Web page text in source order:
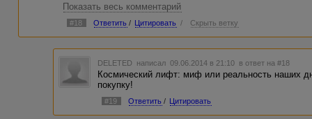
5. Голографические проекторы - новая эра трехмерного
http://advego.ru/shop/text/14546517/
6. Биотопливо - залог здоровья планеты Земля
Показать весь комментарий
#18 Ответить / Цитировать / Скрыть ветку
DELETED написал 09.06.2014 в 21:10 в ответ на #18
Космический лифт: миф или реальность наших
покупку!
#19 Ответить / Цитировать